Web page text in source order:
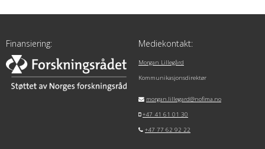
Finansiering: Mediekontakt:
Morgan Lillegård
Kommunikasjonsdirektør
morgan.lillegard@nofima.no
+47 41 61 01 30
+47 77 62 92 22